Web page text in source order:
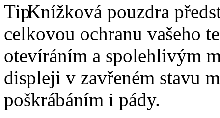
Knížková pouzdra
celkovou ochranu vašeho
otevíráním a spolehlivým
displeji v zavřeném stavu
poškrábáním i pády.